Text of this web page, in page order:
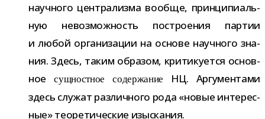
науч­ного цен­тра­лизма вообще, прин­ци­пи­аль­
ную невоз­мож­ность постро­е­ния пар­тии
и любой орга­ни­за­ции на основе науч­ного зна­
ния. Здесь, таким обра­зом, кри­ти­ку­ется основ­
ноесущ­ност­ное содер­жа­ние
НЦ. Аргументами
здесь слу­жат раз­лич­ного рода «новые инте­рес­
ные» тео­ре­ти­че­ские изыскания.